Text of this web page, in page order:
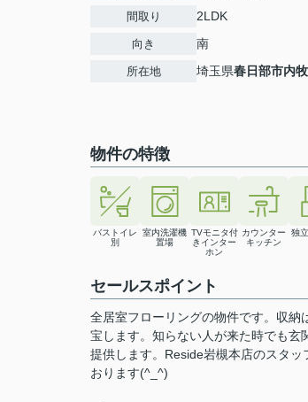
間取り 2LDK
向き 南
所在地 埼玉県春日部市内牧
物件の特徴
バストイレ
別
室内洗濯機
置場
TVモニタ付
きインター
ホン
カウンター
キッチン
独
セールスポイント
全居室フローリングの物件です。収
宝します。知らない人が来た時でも
提供します。Reside岩槻本店のスタ
おります(^_^)